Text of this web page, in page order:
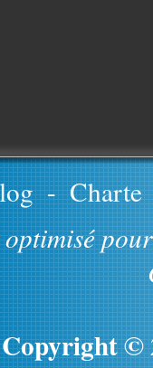
- Charte
optimisé
Copyright ©